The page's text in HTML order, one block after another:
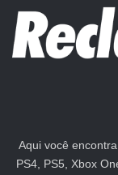
Aqui você
PS4, PS5, Xbox